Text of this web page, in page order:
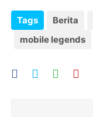
Tags Berita
mobile legends